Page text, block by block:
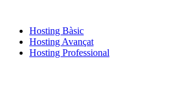
Hosting Bàsic
Hosting Avançat
Hosting Professional